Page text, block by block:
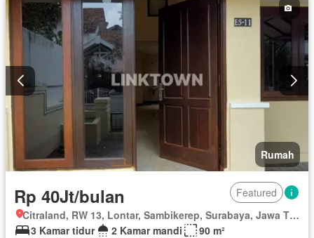
Rumah
Rp 40Jt/bulan
Featured
Citraland, RW 13, Lontar, Sambikerep, Surabaya, Jawa Timur
3 Kamar tidur
2 Kamar mandi
90 m²